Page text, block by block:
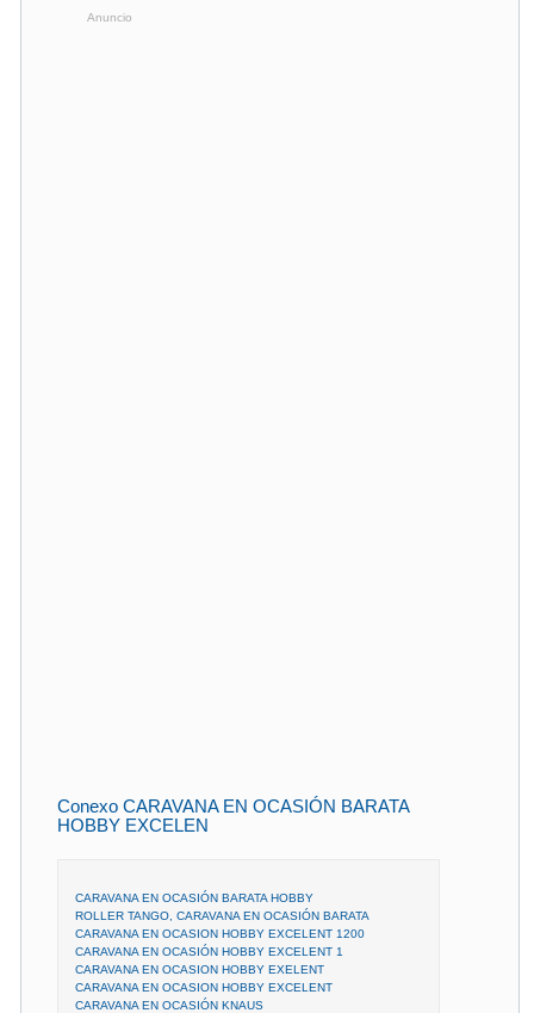
Anuncio
Conexo CARAVANA EN OCASIÓN BARATA
HOBBY EXCELEN
CARAVANA EN OCASIÓN BARATA HOBBY
ROLLER TANGO, CARAVANA EN OCASIÓN BARATA
CARAVANA EN OCASION HOBBY EXCELENT 1200
CARAVANA EN OCASIÓN HOBBY EXCELENT 1
CARAVANA EN OCASION HOBBY EXELENT
CARAVANA EN OCASION HOBBY EXCELENT
CARAVANA EN OCASIÓN KNAUS